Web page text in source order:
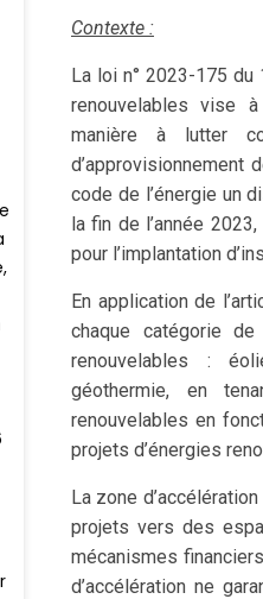
Contexte :
La loi n° 2023-175 du
renouvelables vise
manière à lutter
d’approvisionnement
code de l’énergie un
la fin de l’année
pour l’implantation
En application de
chaque catégorie
renouvelables :
géothermie, en
renouvelables en
projets d’énergies
La zone
projets vers des
mécanismes
d’accélération ne